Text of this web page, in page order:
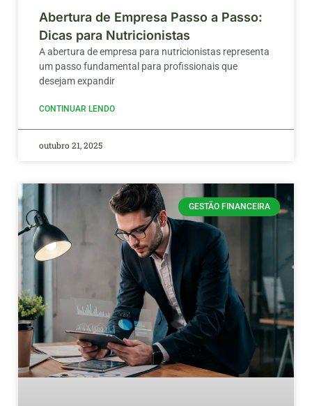
Abertura de Empresa Passo a Passo:
Dicas para Nutricionistas
A abertura de empresa para nutricionistas representa
um passo fundamental para profissionais que
desejam expandir
CONTINUAR LENDO
outubro 21, 2025
GESTÃO FINANCEIRA